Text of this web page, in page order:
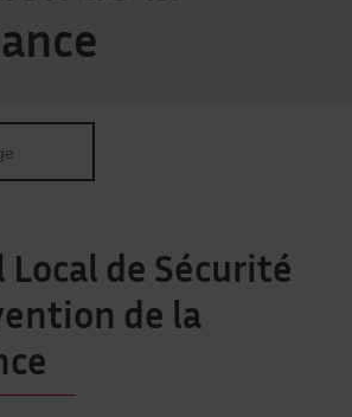
Local de Sécurité
de la